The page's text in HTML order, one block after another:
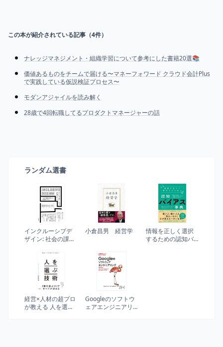
この本が紹介されている記事（4件）
ナレッジマネジメント・組織学習について参考にした書籍20選📚
価値あるものをチームで届ける〜マネーフォワード クラウド会計Plus
で実践している仮説検証プロセス〜
モダンアジャイルを読み解く
28歳で4回転職してるプロダクトマネージャーの話
ランダム選書
インクルーシブデ
ザイン: 社会の課題
デザイン
小倉昌男 経営学
情報を正しく選択
するための認知バ
経営×人材の超プロ
が教える 人を選ぶ
Googleのソフトウ
ェアエンジニアリ